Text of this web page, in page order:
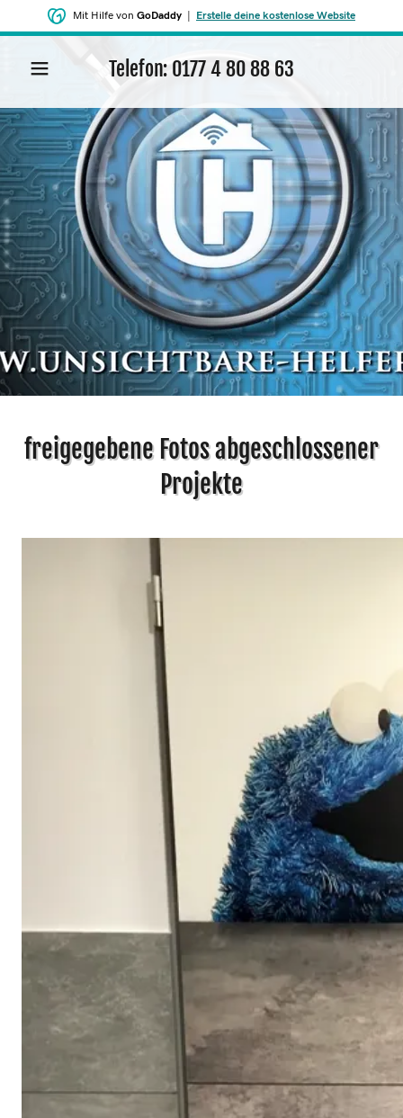
Mit Hilfe von GoDaddy Erstelle deine kostenlose Website
Telefon: 0177 4 80 88 63
START
ÜBER UNS
KONTAKT
freigegebene Fotos abgeschlossener
Projekte